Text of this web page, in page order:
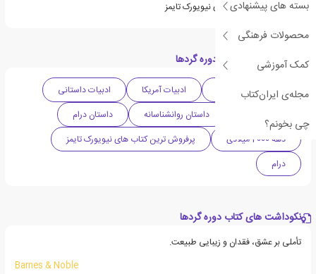
بسته های پیشنهادی
محصولات فرهنگی
کمک آموزشی
مجله‌ی ایران‌کتاب
چی بخونم؟
از پرفروش ترین کتاب های نیویورک تایمز
دسته بندی های کتاب دوره گردها
جایزه پولیتزر داستان ادبیات آمریکا
ادبیات داستانی
داستان روانشناسانه
داستان درام
دهه 2000 میلادی
پرفروش ترین کتاب های نیویورک تایمز
درام
نکوداشت های کتاب دوره گردها
تأملی بر عشق، فقدان و زیبایی طبیعت.
Barnes & Noble